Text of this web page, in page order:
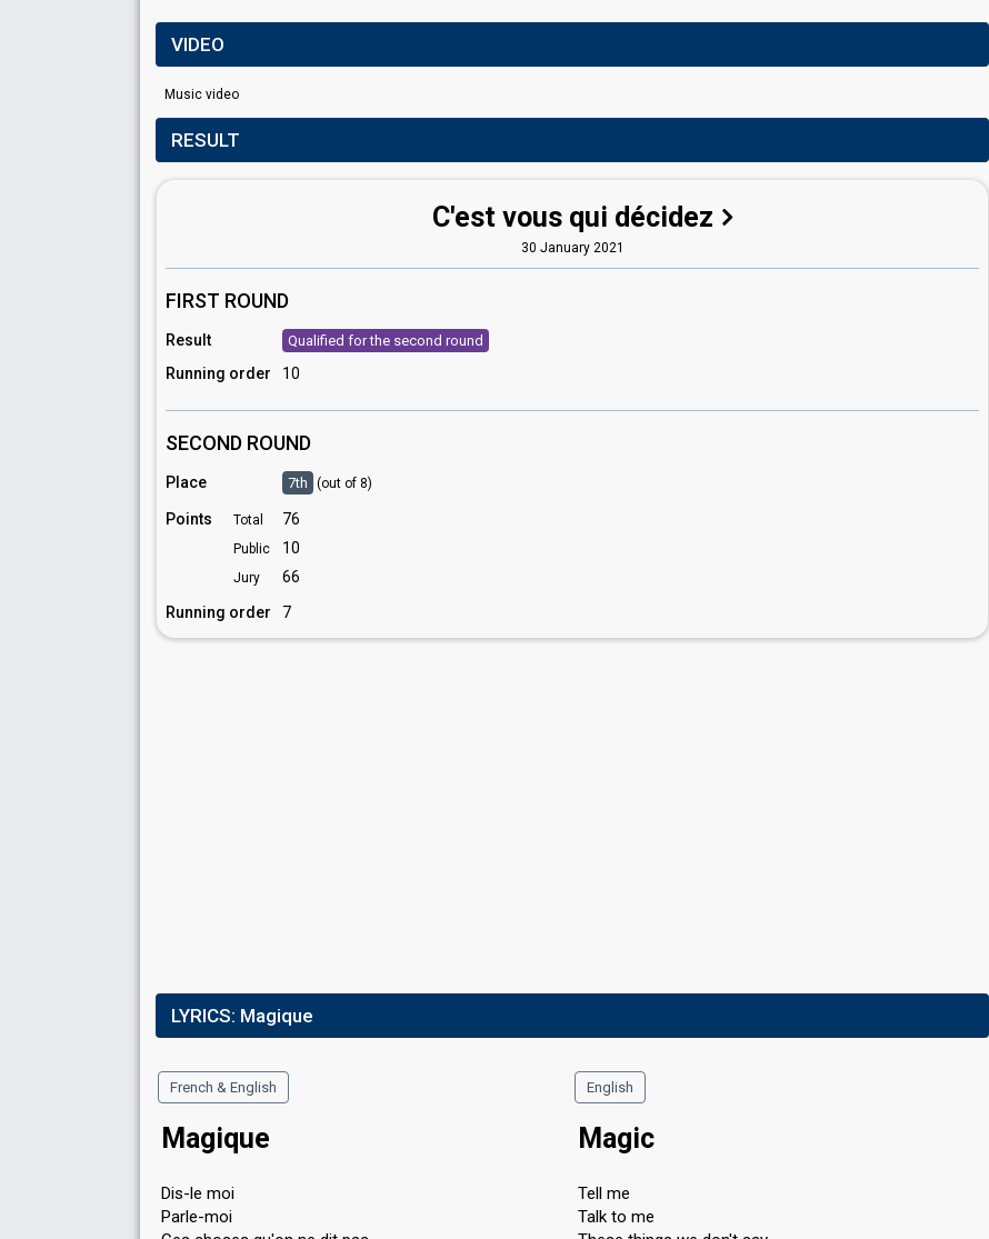
VIDEO
Music video
RESULT
C'est vous qui décidez
30 January 2021
FIRST ROUND
Result Qualified for the second round
Running order 10
SECOND ROUND
Place 7th (out of 8)
Points Total 76
Public 10
Jury
66
Running order
7
LYRICS: Magique
French & English English
Magique
Dis-le moi
Parle-moi
Magic
Tell me
Talk to me